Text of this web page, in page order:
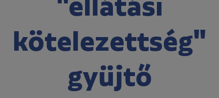
kötelezettség"
gyüjtő